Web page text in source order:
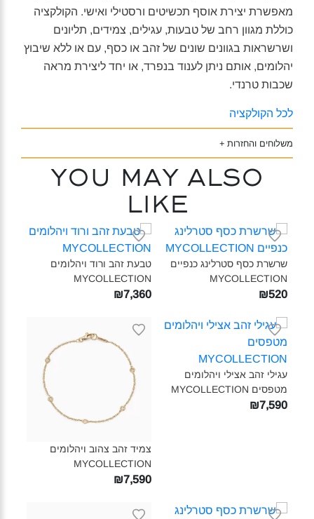
מאפשרת יצירת אוסף תכשיטים ורסטילי ואישי. הקולקציה
כוללת מגוון רחב של טבעות, עגילים, צמידים, תליונים
ושרשראות בגוונים שונים של זהב או כסף, עם או ללא שיבוץ
יהלומים, אותם ניתן לענוד בנפרד, או יחד ליצירת מראה
שכבות טרנדי.
לכל הקולקציה
משלוחים והחזרות +
You may also
like
שרשרת כסף סטרלינג כנפיים
MYCOLLECTION‎
₪520
טבעת זהב ורוד ויהלומים
MYCOLLECTION‎
₪7,360
עגילי זהב אצילי ויהלומים
מטפסים MYCOLLECTION‎
₪7,590
צמיד זהב צהוב ויהלומים
MYCOLLECTION‎
₪7,590